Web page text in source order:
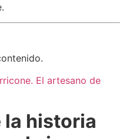
El artesano de
la historia